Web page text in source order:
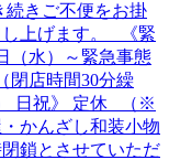
続きご不便をお掛
し上げます。 《緊
（水）～緊急事態
閉店時間30分繰
） 日祝》 定休 （※
かんざし和装小物
鎖とさせていただ